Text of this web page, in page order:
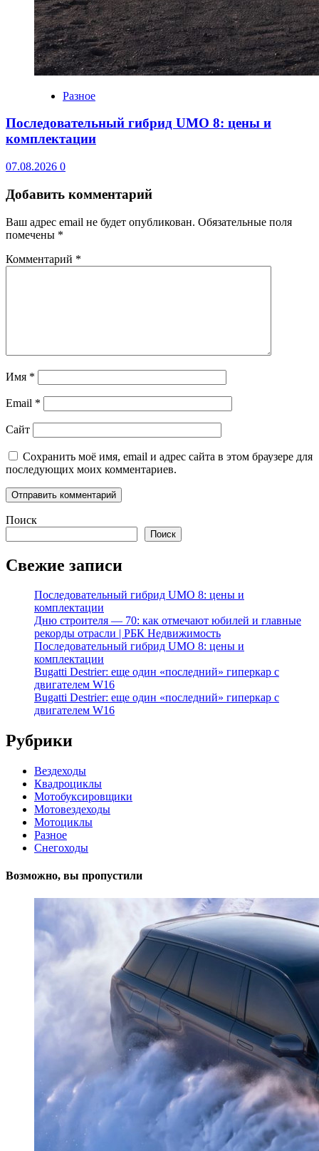
Разное
Последовательный гибрид UMO 8: цены и
комплектации
07.08.2026 0
Добавить комментарий
Ваш адрес email не будет опубликован. Обязательные поля
помечены *
Комментарий *
Имя *
Email *
Сайт
Сохранить моё имя, email и адрес сайта в этом браузере для
последующих моих комментариев.
Поиск
Поиск
Свежие записи
Последовательный гибрид UMO 8: цены и
комплектации
Дню строителя — 70: как отмечают юбилей и главные
рекорды отрасли | РБК Недвижимость
Последовательный гибрид UMO 8: цены и
комплектации
Bugatti Destrier: еще один «последний» гиперкар с
двигателем W16
Bugatti Destrier: еще один «последний» гиперкар с
двигателем W16
Рубрики
Вездеходы
Квадроциклы
Мотобуксировщики
Мотовездеходы
Мотоциклы
Разное
Снегоходы
Возможно, вы пропустили